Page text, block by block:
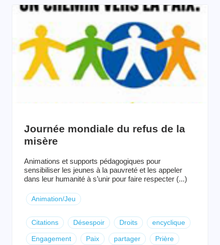
Journée mondiale du refus de la
misère
Animations et supports pédagogiques pour
sensibiliser les jeunes à la pauvreté et les appeler
dans leur humanité à s’unir pour faire respecter (...)
Animation/Jeu
Citations Désespoir Droits encyclique
Engagement Paix partager Prière